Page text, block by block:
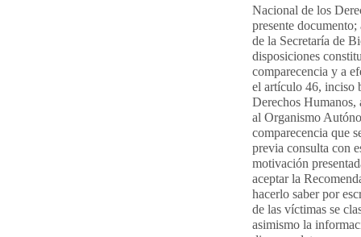
Nacional de los
presente
de la Secretaría de
disposiciones
comparecencia y a
el artículo 46, inciso
Derechos Humanos,
al Organismo
comparecencia que
previa consulta con
motivación
aceptar la
hacerlo saber por
de las víctimas se
asimismo la